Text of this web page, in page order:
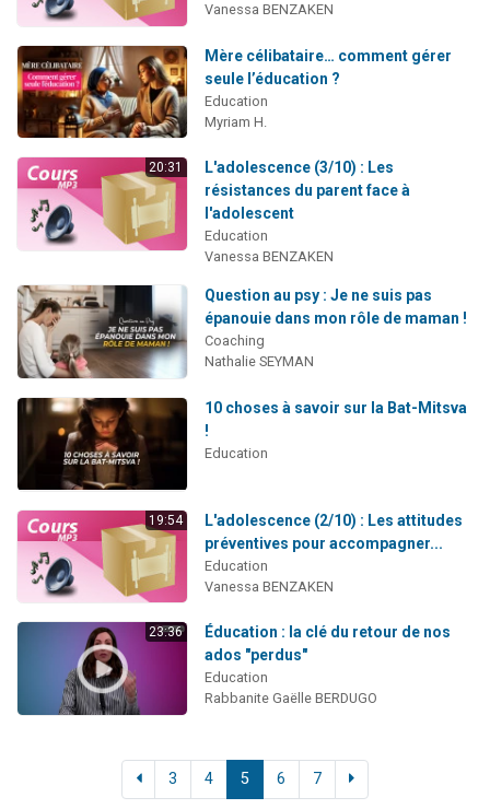
Vanessa BENZAKEN
Mère célibataire… comment gérer
seule l’éducation ?
Education
Myriam H.
20:31
L'adolescence (3/10) : Les
résistances du parent face à
l'adolescent
Education
Vanessa BENZAKEN
Question au psy : Je ne suis pas
épanouie dans mon rôle de maman !
Coaching
Nathalie SEYMAN
10 choses à savoir sur la Bat-Mitsva
!
Education
19:54
L'adolescence (2/10) : Les attitudes
préventives pour accompagner...
Education
Vanessa BENZAKEN
23:36
Éducation : la clé du retour de nos
ados "perdus"
Education
Rabbanite Gaëlle BERDUGO
3 4 5 6 7